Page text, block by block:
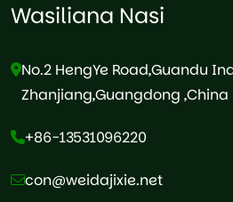
Wasiliana Nasi
No.2 HengYe Road,Guandu
Zhanjiang,Guangdong ,China
+86-13531096220
con@weidajixie.net